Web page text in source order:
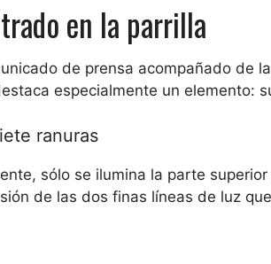
en la parrilla
de prensa acompañado de
especialmente un elemento:
ranuras
sólo se ilumina la parte
de las dos finas líneas de luz